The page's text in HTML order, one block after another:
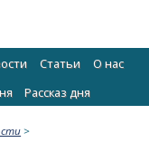
Статьи
О нас
Рассказ дня
>